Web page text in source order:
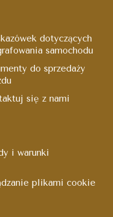
dotyczących
samochodu
do sprzedaży
się z nami
i warunki
plikami cookie